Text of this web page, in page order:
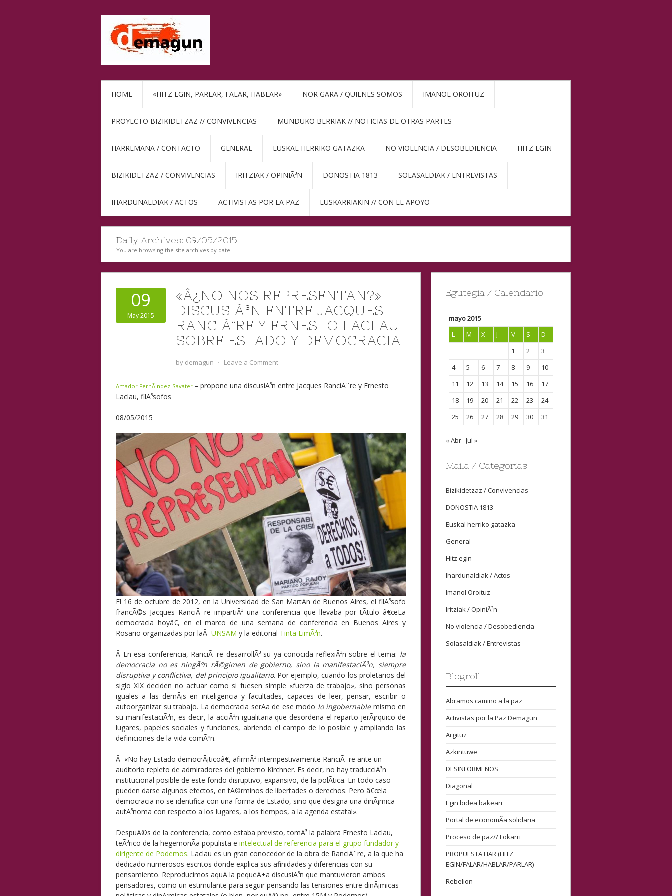
HOME «HITZ EGIN, PARLAR, FALAR, HABLAR» NOR GARA / QUIENES SOMOS IMANOL OROITUZ
PROYECTO BIZIKIDETZAZ // CONVIVENCIAS MUNDUKO BERRIAK // NOTICIAS DE OTRAS PARTES
HARREMANA / CONTACTO GENERAL EUSKAL HERRIKO GATAZKA NO VIOLENCIA / DESOBEDIENCIA HITZ EGIN
BIZIKIDETZAZ / CONVIVENCIAS IRITZIAK / OPINIÃ³N DONOSTIA 1813 SOLASALDIAK / ENTREVISTAS
IHARDUNALDIAK / ACTOS ACTIVISTAS POR LA PAZ EUSKARRIAKIN // CON EL APOYO
Daily Archives: 09/05/2015
You are browsing the site archives by date.
09
May 2015
«Â¿NO NOS REPRESENTAN?»
DISCUSIÃ³N ENTRE JACQUES
RANCIÃ¨RE Y ERNESTO LACLAU
SOBRE ESTADO Y DEMOCRACIA
by demagun ⋅ Leave a Comment
Amador FernÃ¡ndez-Savater – propone una discusiÃ³n entre Jacques RanciÃ¨re y Ernesto
Laclau, filÃ³sofos
08/05/2015
El 16 de octubre de 2012, en la Universidad de San MartÃ­n de Buenos Aires, el filÃ³sofo
francÃ©s Jacques RanciÃ¨re impartiÃ³ una conferencia que llevaba por tÃ­tulo â€œLa
democracia hoyâ€, en el marco de una semana de conferencia en Buenos Aires y
Rosario organizadas por laÂ UNSAM y la editorial Tinta LimÃ³n.
Â En esa conferencia, RanciÃ¨re desarrollÃ³ su ya conocida reflexiÃ³n sobre el tema: la
democracia no es ningÃºn rÃ©gimen de gobierno, sino la manifestaciÃ³n, siempre
disruptiva y conflictiva, del principio igualitario. Por ejemplo, cuando los proletarios del
siglo XIX deciden no actuar como si fuesen simple «fuerza de trabajo», sino personas
iguales a las demÃ¡s en inteligencia y facultades, capaces de leer, pensar, escribir o
autoorganizar su trabajo. La democracia serÃ­a de ese modo lo ingobernablemismo en
su manifestaciÃ³n, es decir, la acciÃ³n igualitaria que desordena el reparto jerÃ¡rquico de
lugares, papeles sociales y funciones, abriendo el campo de lo posible y ampliando las
definiciones de la vida comÃºn.
Â «No hay Estado democrÃ¡ticoâ€, afirmÃ³ intempestivamente RanciÃ¨re ante un
auditorio repleto de admiradores del gobierno Kirchner. Es decir, no hay traducciÃ³n
institucional posible de este fondo disruptivo, expansivo, de la polÃ­tica. En todo caso
pueden darse algunos efectos, en tÃ©rminos de libertades o derechos. Pero â€œla
democracia no se identifica con una forma de Estado, sino que designa una dinÃ¡mica
autÃ³noma con respecto a los lugares, a los tiempos, a la agenda estatal».
DespuÃ©s de la conferencia, como estaba previsto, tomÃ³ la palabra Ernesto Laclau,
teÃ³rico de la hegemonÃ­a populista e intelectual de referencia para el grupo fundador y
dirigente de Podemos. Laclau es un gran conocedor de la obra de RanciÃ¨re, a la que ha
dedicado numerosos escritos donde explica sus afinidades y diferencias con su
pensamiento. Reproducimos aquÃ­ la pequeÃ±a discusiÃ³n que mantuvieron ambos
pensadores, como un estimulante para seguir pensando las tensiones entre dinÃ¡micas
Egutegia / Calendario
mayo 2015
L
M X J V S
D
1
2
3
4
5 6 7 8 9
10
11
12 13 14 15 16
17
18
19 20 21 22 23
24
25
26 27 28 29 30 31
« Abr Jul »
Maila / Categorias
Bizikidetzaz / Convivencias
DONOSTIA 1813
Euskal herriko gatazka
General
Hitz egin
Ihardunaldiak / Actos
Imanol Oroituz
Iritziak / OpiniÃ³n
No violencia / Desobediencia
Solasaldiak / Entrevistas
Blogroll
Abramos camino a la paz
Activistas por la Paz Demagun
Argituz
Azkintuwe
DESINFORMENOS
Diagonal
Egin bidea bakeari
Portal de economÃ­a solidaria
Proceso de paz// Lokarri
PROPUESTA HAR (HITZ
EGIN/FALAR/HABLAR/PARLAR)
Rebelion